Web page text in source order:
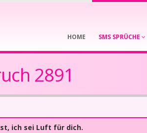
HOME SMS SPRÜCHE
2891
ich sei Luft für dich.